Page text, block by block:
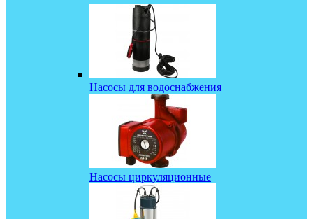
Насосы для водоснабжения
Насосы циркуляционные